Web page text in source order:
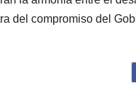
del compromiso del